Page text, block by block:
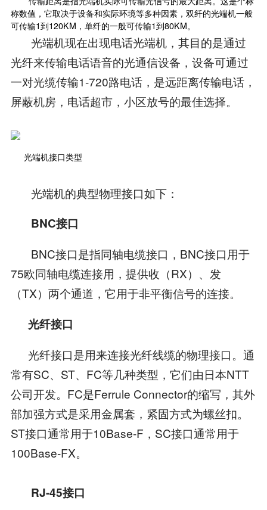
称数值，它取决于设备和实际环境等多种因素，双纤的光端机一般
可传输1到120KM，单纤的一般可传输1到80KM。
光端机现在出现电话光端机，其目的是通过
光纤来传输电话语音的光通信设备，设备可通过
一对光缆传输1-720路电话，是远距离传输电话，
屏蔽机房，电话超市，小区放号的最佳选择。
光端机接口类型
光端机的典型物理接口如下：
BNC接口
BNC接口是指同轴电缆接口，BNC接口用于
75欧同轴电缆连接用，提供收（RX）、发
（TX）两个通道，它用于非平衡信号的连接。
光纤接口
光纤接口是用来连接光纤线缆的物理接口。通
常有SC、ST、FC等几种类型，它们由日本NTT
公司开发。FC是Ferrule Connector的缩写，其外
部加强方式是采用金属套，紧固方式为螺丝扣。
ST接口通常用于10Base-F，SC接口通常用于
100Base-FX。
RJ-45接口